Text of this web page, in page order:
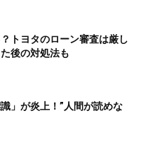
トヨタのローン審査は厳し
後の対処法も
」が炎上！”人間が読めな